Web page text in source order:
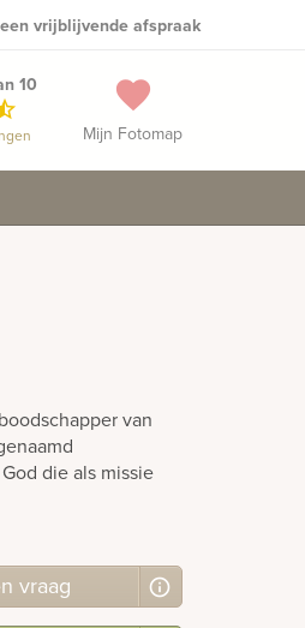
vrijblijvende afspraak
favorite
Mijn Fotomap
10
van
die als missie
vraag